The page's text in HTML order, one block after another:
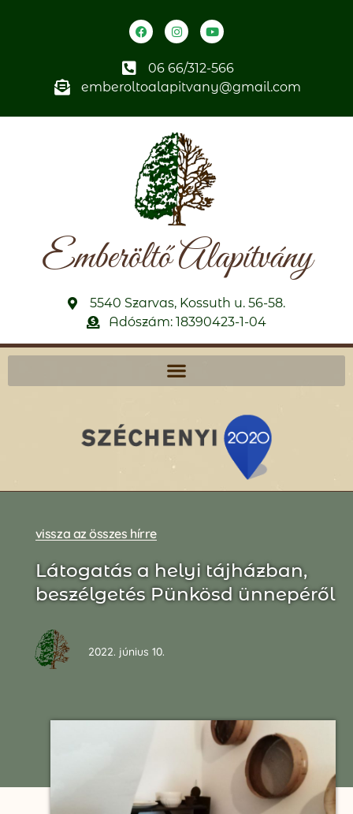
06 66/312-566
emberoltoalapitvany@gmail.com
Emberöltő Alapítvány
5540 Szarvas, Kossuth u. 56-58.
Adószám: 18390423-1-04
vissza az összes hírre
Látogatás a helyi tájházban,
beszélgetés Pünkösd ünnepéről
2022. június 10.